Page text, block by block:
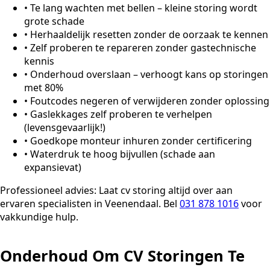
• Te lang wachten met bellen – kleine storing wordt
grote schade
• Herhaaldelijk resetten zonder de oorzaak te kennen
• Zelf proberen te repareren zonder gastechnische
kennis
• Onderhoud overslaan – verhoogt kans op storingen
met 80%
• Foutcodes negeren of verwijderen zonder oplossing
• Gaslekkages zelf proberen te verhelpen
(levensgevaarlijk!)
• Goedkope monteur inhuren zonder certificering
• Waterdruk te hoog bijvullen (schade aan
expansievat)
Professioneel advies: Laat cv storing altijd over aan
ervaren specialisten in Veenendaal. Bel 031 878 1016voor
vakkundige hulp.
Onderhoud Om CV Storingen Te